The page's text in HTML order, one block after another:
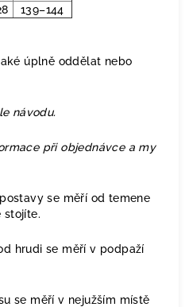
139–144
úplně oddělat nebo
návodu.
při objednávce a my
postavy se měří od temene
stojíte.
hrudi se měří v podpaží
se měří v nejužším místě